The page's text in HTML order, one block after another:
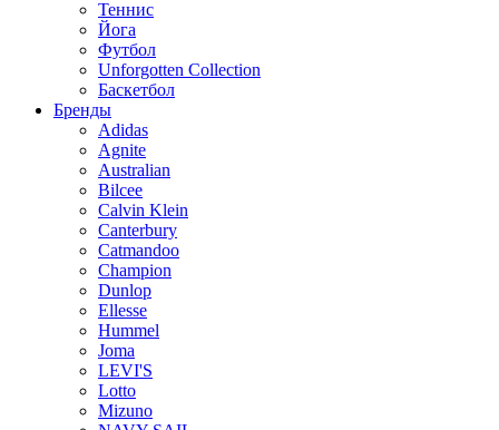
Теннис
Йога
Футбол
Unforgotten Collection
Баскетбол
Бренды
Adidas
Agnite
Australian
Bilcee
Calvin Klein
Canterbury
Catmandoo
Champion
Dunlop
Ellesse
Hummel
Joma
LEVI'S
Lotto
Mizuno